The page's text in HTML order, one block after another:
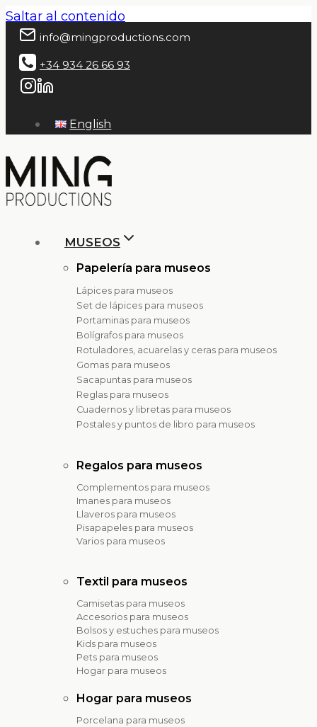
Saltar al contenido
info@mingproductions.com
+34 934 26 66 93
English
MUSEOS
Papelería para museos
Lápices para museos
Set de lápices para museos
Portaminas para museos
Bolígrafos para museos
Rotuladores, acuarelas y ceras para museos
Gomas para museos
Sacapuntas para museos
Reglas para museos
Cuadernos y libretas para museos
Postales y puntos de libro para museos
Regalos para museos
Complementos para museos
Imanes para museos
Llaveros para museos
Pisapapeles para museos
Varios para museos
Textil para museos
Camisetas para museos
Accesorios para museos
Bolsos y estuches para museos
Kids para museos
Pets para museos
Hogar para museos
Hogar para museos
Porcelana para museos